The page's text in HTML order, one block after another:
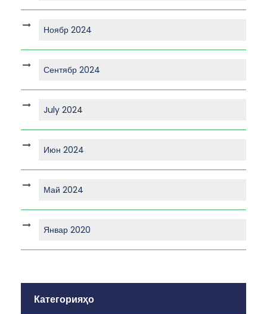
Ноябр 2024
Сентябр 2024
July 2024
Июн 2024
Май 2024
Январ 2020
Категорияҳо